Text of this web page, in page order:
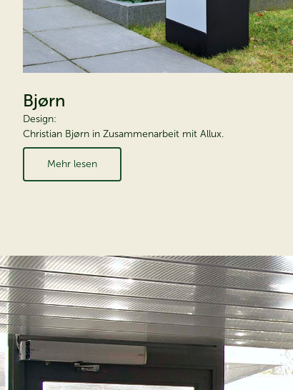
Bjørn
Design:
Christian Bjørn in Zusammenarbeit mit Allux.
Mehr lesen